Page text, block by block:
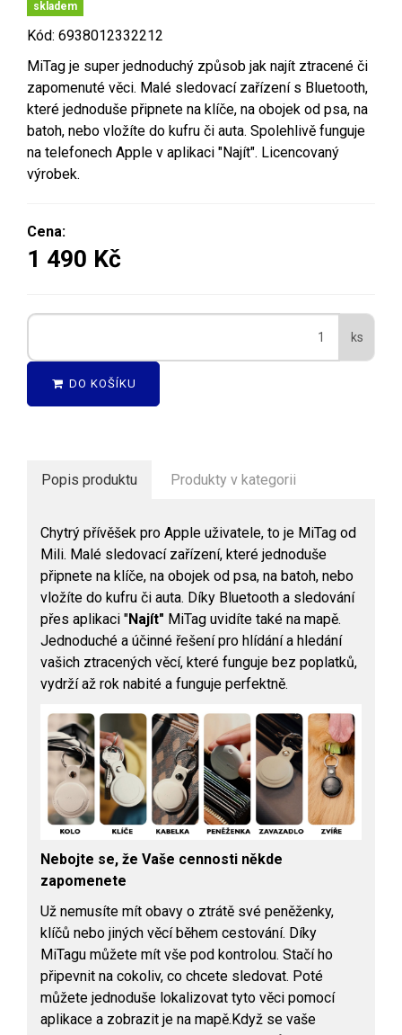
skladem
Kód: 6938012332212
MiTag je super jednoduchý způsob jak najít ztracené či
zapomenuté věci. Malé sledovací zařízení s Bluetooth,
které jednoduše připnete na klíče, na obojek od psa, na
batoh, nebo vložíte do kufru či auta. Spolehlivě funguje
na telefonech Apple v aplikaci "Najít". Licencovaný
výrobek.
Cena:
1 490 Kč
ks
DO KOŠÍKU
Popis produktu Produkty v kategorii
Chytrý přívěšek pro Apple uživatele, to je MiTag od
Mili. Malé sledovací zařízení, které jednoduše
připnete na klíče, na obojek od psa, na batoh, nebo
vložíte do kufru či auta. Díky Bluetooth a sledování
přes aplikaci "Najít" MiTag uvidíte také na mapě.
Jednoduché a účinné řešení pro hlídání a hledání
vašich ztracených věcí, které funguje bez poplatků,
vydrží až rok nabité a funguje perfektně.
Nebojte se, že Vaše cennosti někde
zapomenete
Už nemusíte mít obavy o ztrátě své peněženky,
klíčů nebo jiných věcí během cestování. Díky
MiTagu můžete mít vše pod kontrolou. Stačí ho
připevnit na cokoliv, co chcete sledovat. Poté
můžete jednoduše lokalizovat tyto věci pomocí
aplikace a zobrazit je na mapě.Když se vaše